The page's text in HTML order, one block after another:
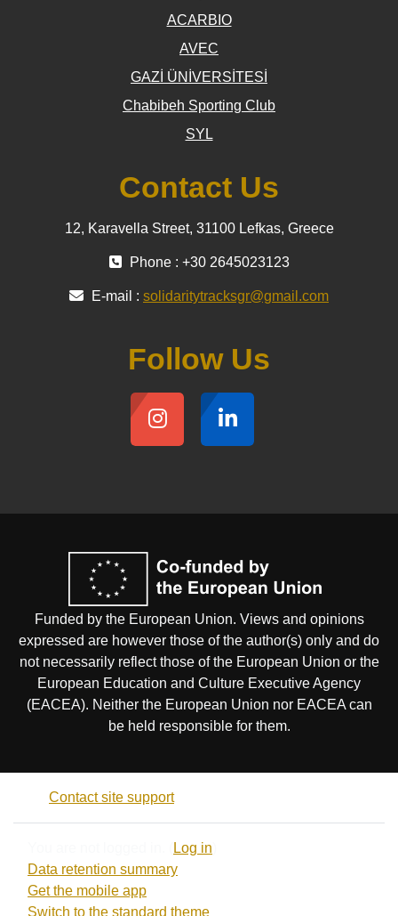
ACARBIO
AVEC
GAZİ ÜNİVERSİTESİ
Chabibeh Sporting Club
SYL
Contact Us
12, Karavella Street, 31100 Lefkas, Greece
Phone : +30 2645023123
E-mail : solidaritytracksgr@gmail.com
Follow Us
Funded by the European Union. Views and opinions
expressed are however those of the author(s) only and do
not necessarily reflect those of the European Union or the
European Education and Culture Executive Agency
(EACEA). Neither the European Union nor EACEA can
be held responsible for them.
Contact site support
Log in
Data retention summary
Get the mobile app
Switch to the standard theme